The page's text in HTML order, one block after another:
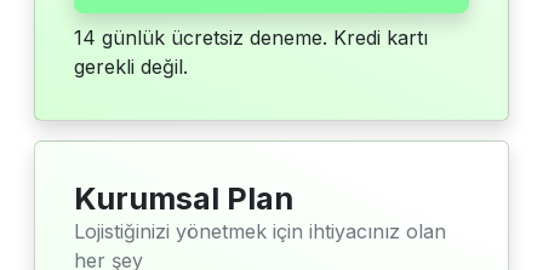
14 günlük ücretsiz deneme. Kredi kartı
gerekli değil.
Kurumsal Plan
Lojistiğinizi yönetmek için ihtiyacınız olan
her şey